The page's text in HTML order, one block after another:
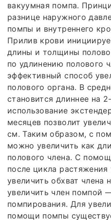
вакуумная помпа.
разнице наружного
помпы и внутреннего
Прилив крови
длины и толщины
по удлинению полового
эффективный способ
полового органа. В
становится длиннее на
использование
месяцев позволит
см. Таким образом, с
можно увеличить как
полового члена. С
после цикла растяжения
увеличить обхват члена
увеличить член помпой
помпирования. Для
помощи помпы